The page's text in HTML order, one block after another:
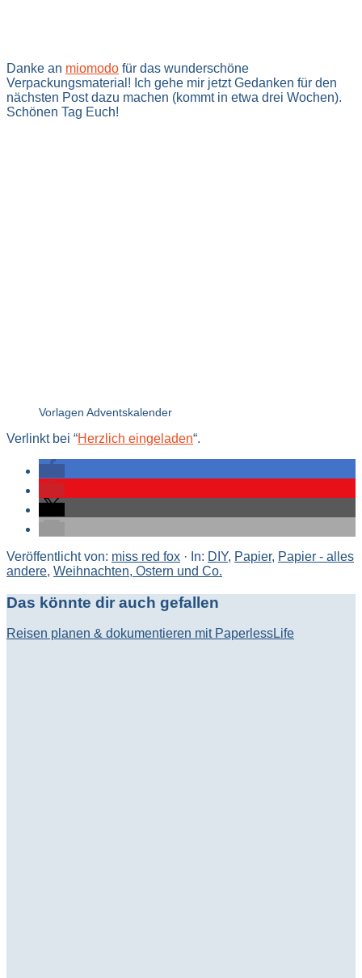
Danke an miomodo für das wunderschöne
Verpackungsmaterial! Ich gehe mir jetzt Gedanken für den
nächsten Post dazu machen (kommt in etwa drei Wochen).
Schönen Tag Euch!
Vorlagen Adventskalender
Verlinkt bei “Herz lich eingeladen“.
Veröffentlicht von: miss red fox · In: DIY, Papier, Papier - alles
andere, Weihnachten, Ostern und Co.
Das könnte dir auch gefallen
Reisen planen & dokumentieren mit PaperlessLife